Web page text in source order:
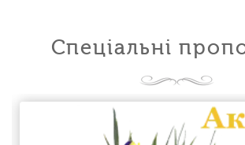
Спеціальні